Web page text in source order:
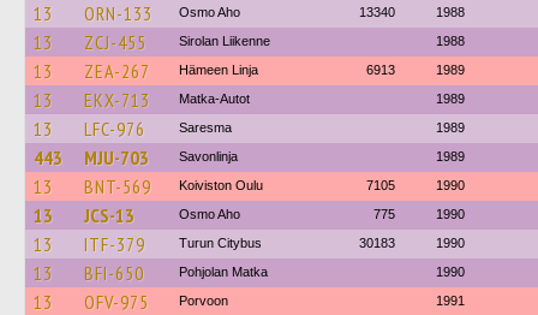
13 ORN-133 Osmo Aho 13340 1988
13 ZCJ-455 Sirolan Liikenne 1988
13 ZEA-267 Hämeen Linja 6913 1989
13 EKX-713 Matka-Autot 1989
13 LFC-976 Saresma 1989
443 MJU-703 Savonlinja 1989
13 BNT-569 Koiviston Oulu 7105 1990
13 JCS-13 Osmo Aho 775 1990
13 ITF-379 Turun Citybus 30183 1990
13 BFI-650 Pohjolan Matka 1990
13 OFV-975 Porvoon 1991